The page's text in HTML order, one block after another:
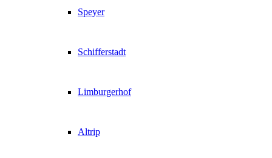
Speyer
Schifferstadt
Limburgerhof
Altrip